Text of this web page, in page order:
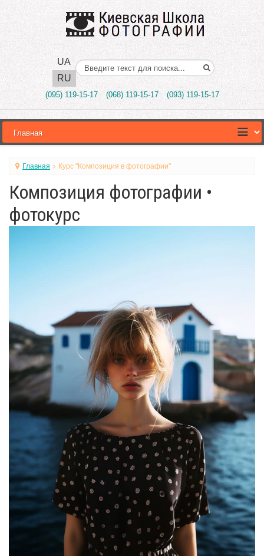
UA
RU
Поиск..
(095) 119-15-17 (068) 119-15-17 (093) 119-15-17
Главная Курс "Композиция в фотографии"
Композиция фотографии •
фотокурс